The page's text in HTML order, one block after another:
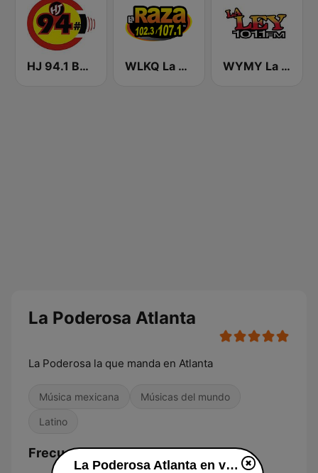
HJ 94.1 Boom FM WLKQ La Raza 102.3 WYMY La Ley 101.1 FM
La Poderosa Atlanta
La Poderosa la que manda en Atlanta
Música mexicana Músicas del mundo
Latino
Frecuencias La Poderosa Atlanta:
La Poderosa Atlanta en vivo